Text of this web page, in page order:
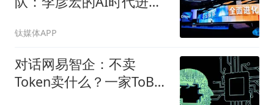
钛媒体APP
对话网易智企：不卖
Token卖什么？一家ToB厂